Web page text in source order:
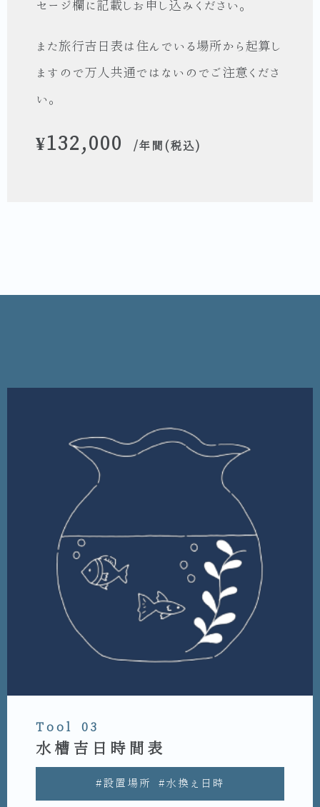
セージ欄に記載しお申し込みください。
また旅行吉日表は住んでいる場所から起算し
ますので万人共通ではないのでご注意くださ
い。
¥132,000 /年間(税込)
Tool 03
水槽吉日時間表
#設置場所 #水換え日時